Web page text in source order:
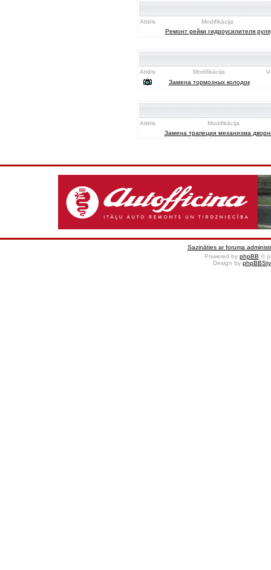
Attēls
Modifikācija
Ремонт рейки гидроусилителя руля
Attēls Modifikācija
Замена тормозных колодок
Attēls
Modifikācija
Замена трапеции механизма
Sazināties ar foruma
Powered by phpBB ©
Design by